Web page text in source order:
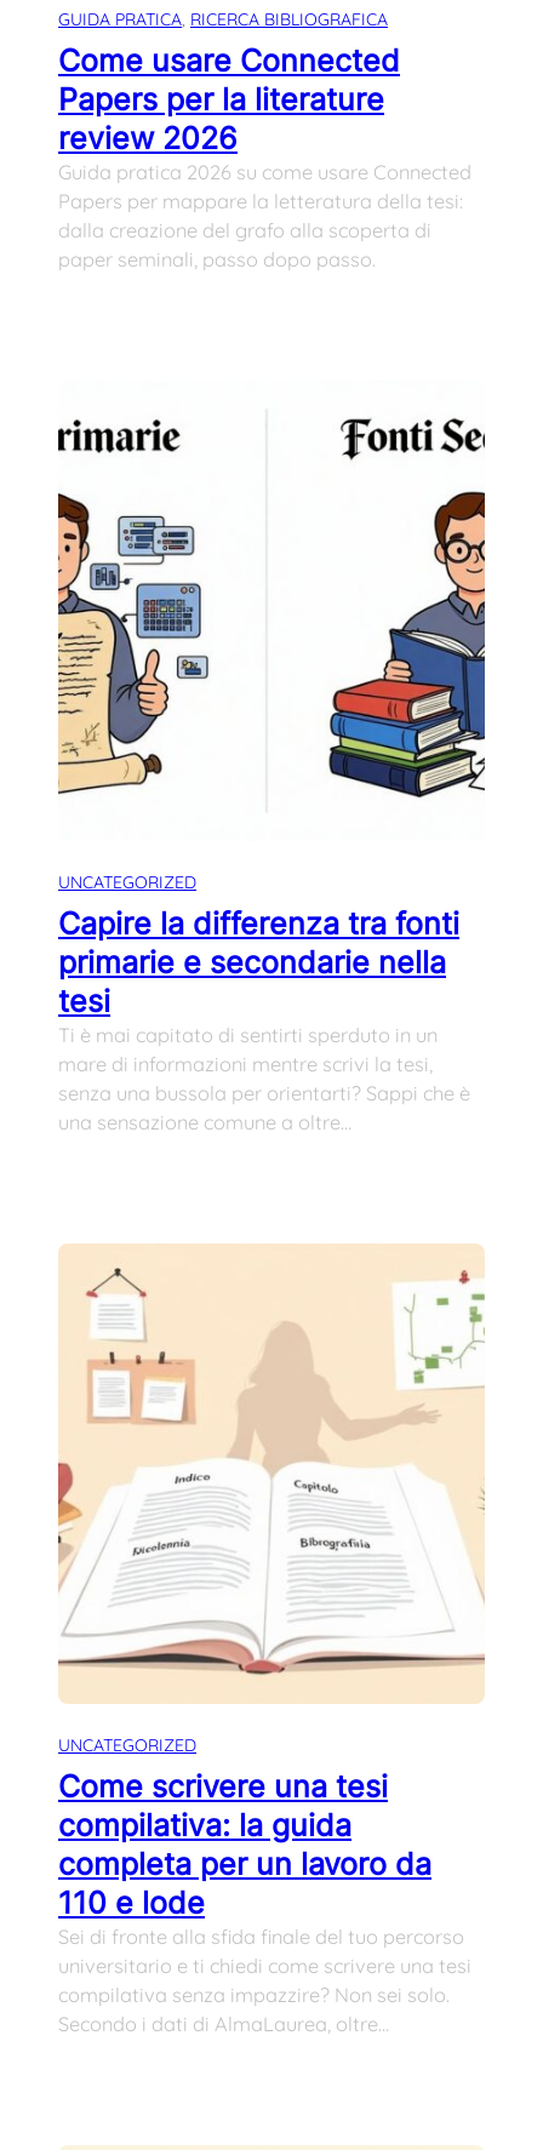
GUIDA PRATICA, RICERCA BIBLIOGRAFICA
Come usare Connected
Papers per la literature
review 2026
Guida pratica 2026 su come usare Connected
Papers per mappare la letteratura della tesi:
dalla creazione del grafo alla scoperta di
paper seminali, passo dopo passo.
UNCATEGORIZED
Capire la differenza tra fonti
primarie e secondarie nella
tesi
Ti è mai capitato di sentirti sperduto in un
mare di informazioni mentre scrivi la tesi,
senza una bussola per orientarti? Sappi che è
una sensazione comune a oltre…
UNCATEGORIZED
Come scrivere una tesi
compilativa: la guida
completa per un lavoro da
110 e lode
Sei di fronte alla sfida finale del tuo percorso
universitario e ti chiedi come scrivere una tesi
compilativa senza impazzire? Non sei solo.
Secondo i dati di AlmaLaurea, oltre…